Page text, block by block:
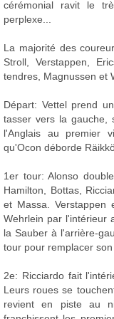
cérémonial ravit le
perplexe...
La majorité des
Stroll, Verstappen,
tendres, Magnussen et
Départ: Vettel prend
tasser vers la gauche,
l'Anglais au premier
qu'Ocon déborde
1er tour: Alonso
Hamilton, Bottas,
et Massa. Verstappen
Wehrlein par l'intérieur
la Sauber à l'arrière-
tour pour remplacer
2e: Ricciardo fait
Leurs roues se
revient en piste au